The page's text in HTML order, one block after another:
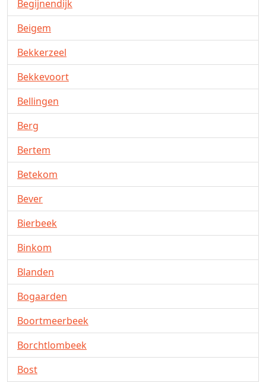
Begijnendijk
Beigem
Bekkerzeel
Bekkevoort
Bellingen
Berg
Bertem
Betekom
Bever
Bierbeek
Binkom
Blanden
Bogaarden
Boortmeerbeek
Borchtlombeek
Bost